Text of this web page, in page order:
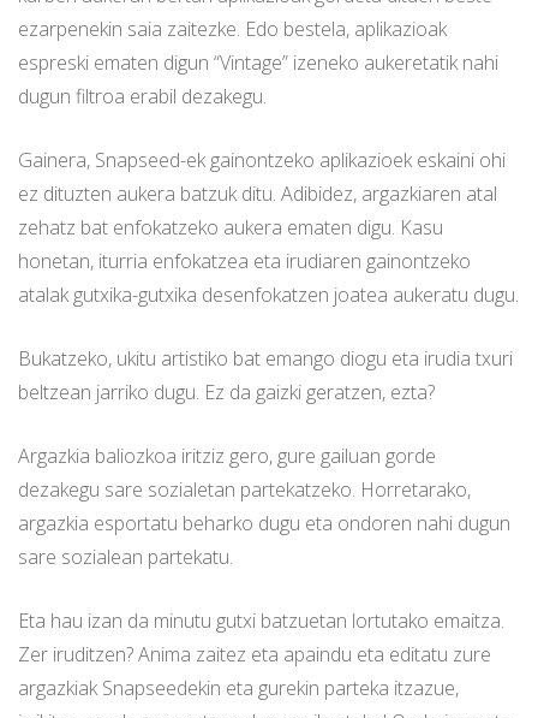
ezarpenekin saia zaitezke. Edo bestela, aplikazioak
espreski ematen digun “Vintage” izeneko aukeretatik nahi
dugun filtroa erabil dezakegu.
Gainera, Snapseed-ek gainontzeko aplikazioek eskaini ohi
ez dituzten aukera batzuk ditu. Adibidez, argazkiaren atal
zehatz bat enfokatzeko aukera ematen digu. Kasu
honetan, iturria enfokatzea eta irudiaren gainontzeko
atalak gutxika-gutxika desenfokatzen joatea aukeratu dugu.
Bukatzeko, ukitu artistiko bat emango diogu eta irudia txuri
beltzean jarriko dugu. Ez da gaizki geratzen, ezta?
Argazkia baliozkoa iritziz gero, gure gailuan gorde
dezakegu sare sozialetan partekatzeko. Horretarako,
argazkia esportatu beharko dugu eta ondoren nahi dugun
sare sozialean partekatu.
Eta hau izan da minutu gutxi batzuetan lortutako emaitza.
Zer iruditzen? Anima zaitez eta apaindu eta editatu zure
argazkiak Snapseedekin eta gurekin parteka itzazue,